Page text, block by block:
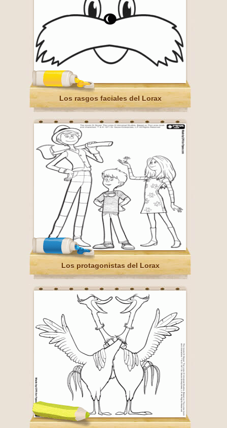
Los rasgos faciales del Lorax
Los protagonistas del Lorax